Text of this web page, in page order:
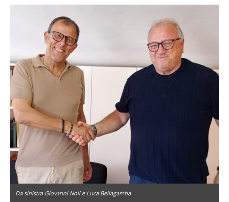
Da sinistra Giovanni Noli e Luca Bellagamba